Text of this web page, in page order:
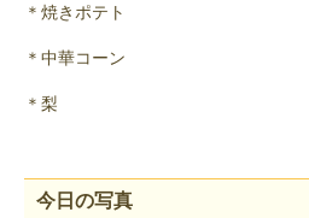
＊焼きポテト
＊中華コーン
＊梨
今日の写真